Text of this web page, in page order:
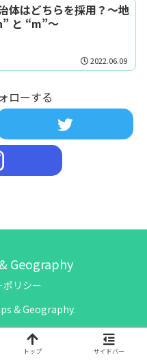
体はどちらを採用？～地
と “m”～
2022.06.09
ローする
Geography
ポリシー
& Geography.
トップ サイドバー